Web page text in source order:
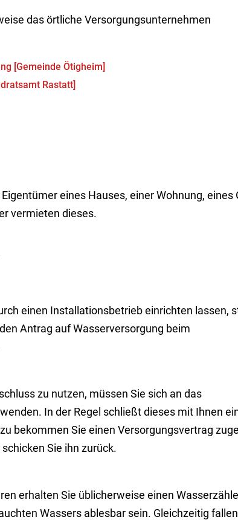
das örtliche Versorgungsunternehmen
[Gemeinde Ötigheim]
Rastatt]
eines Hauses, einer Wohnung, eines
vermieten dieses.
einen Installationsbetrieb einrichten lassen,
Antrag auf Wasserversorgung beim
zu nutzen, müssen Sie sich an das
In der Regel schließt dieses mit Ihnen
bekommen Sie einen Versorgungsvertrag
Sie ihn zurück.
erhalten Sie üblicherweise einen
Wassers ablesbar sein. Gleichzeitig fallen